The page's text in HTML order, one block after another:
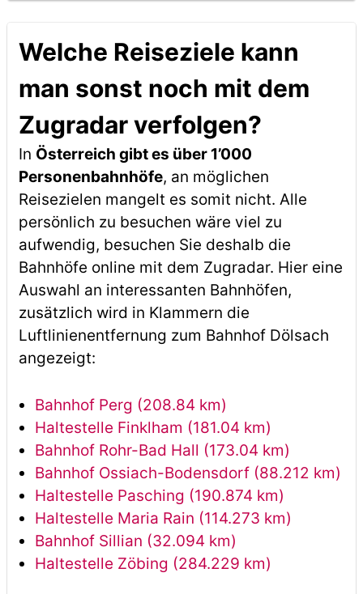
Welche Reiseziele kann
man sonst noch mit dem
Zugradar verfolgen?
In Österreich gibt es über 1’000
Personenbahnhöfe, an möglichen
Reisezielen mangelt es somit nicht. Alle
persönlich zu besuchen wäre viel zu
aufwendig, besuchen Sie deshalb die
Bahnhöfe online mit dem Zugradar. Hier eine
Auswahl an interessanten Bahnhöfen,
zusätzlich wird in Klammern die
Luftlinienentfernung zum Bahnhof Dölsach
angezeigt:
Bahnhof Perg (208.84 km)
Haltestelle Finklham (181.04 km)
Bahnhof Rohr-Bad Hall (173.04 km)
Bahnhof Ossiach-Bodensdorf (88.212 km)
Haltestelle Pasching (190.874 km)
Haltestelle Maria Rain (114.273 km)
Bahnhof Sillian (32.094 km)
Haltestelle Zöbing (284.229 km)